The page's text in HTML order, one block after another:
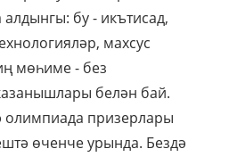
бу - икътисад,
махсус
мөһиме - без
белән бай.
олимпиада призерлары
өченче урында. Бездә